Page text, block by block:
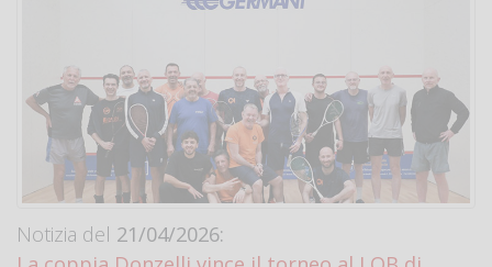
Notizia del 21/04/2026: